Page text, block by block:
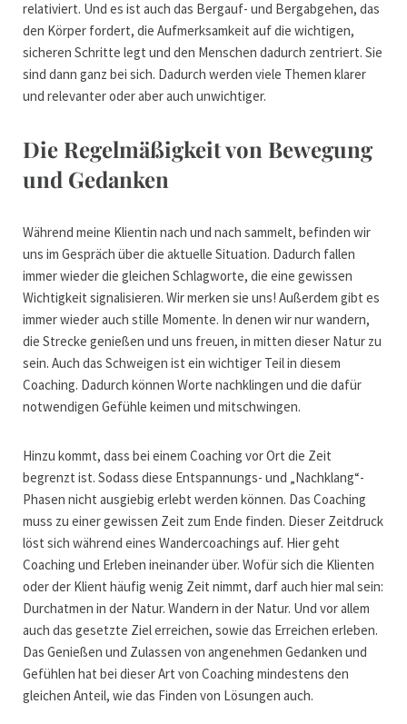
relativiert. Und es ist auch das Bergauf- und Bergabgehen, das
den Körper fordert, die Aufmerksamkeit auf die wichtigen,
sicheren Schritte legt und den Menschen dadurch zentriert. Sie
sind dann ganz bei sich. Dadurch werden viele Themen klarer
und relevanter oder aber auch unwichtiger.
Die Regelmäßigkeit von Bewegung
und Gedanken
Während meine Klientin nach und nach sammelt, befinden wir
uns im Gespräch über die aktuelle Situation. Dadurch fallen
immer wieder die gleichen Schlagworte, die eine gewissen
Wichtigkeit signalisieren. Wir merken sie uns! Außerdem gibt es
immer wieder auch stille Momente. In denen wir nur wandern,
die Strecke genießen und uns freuen, in mitten dieser Natur zu
sein. Auch das Schweigen ist ein wichtiger Teil in diesem
Coaching. Dadurch können Worte nachklingen und die dafür
notwendigen Gefühle keimen und mitschwingen.
Hinzu kommt, dass bei einem Coaching vor Ort die Zeit
begrenzt ist. Sodass diese Entspannungs- und „Nachklang“-
Phasen nicht ausgiebig erlebt werden können. Das Coaching
muss zu einer gewissen Zeit zum Ende finden. Dieser Zeitdruck
löst sich während eines Wandercoachings auf. Hier geht
Coaching und Erleben ineinander über. Wofür sich die Klienten
oder der Klient häufig wenig Zeit nimmt, darf auch hier mal sein:
Durchatmen in der Natur. Wandern in der Natur. Und vor allem
auch das gesetzte Ziel erreichen, sowie das Erreichen erleben.
Das Genießen und Zulassen von angenehmen Gedanken und
Gefühlen hat bei dieser Art von Coaching mindestens den
gleichen Anteil, wie das Finden von Lösungen auch.